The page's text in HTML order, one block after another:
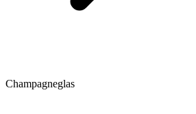
Champagneglas